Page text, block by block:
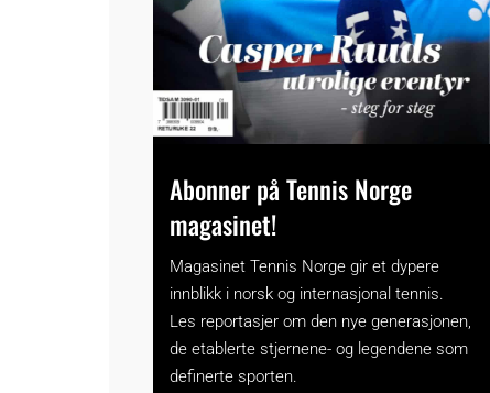
Abonner på Tennis Norge
magasinet!
Magasinet Tennis Norge gir et dypere
innblikk i norsk og internasjonal tennis.
Les reportasjer om den nye generasjonen,
de etablerte stjernene- og legendene som
definerte sporten.